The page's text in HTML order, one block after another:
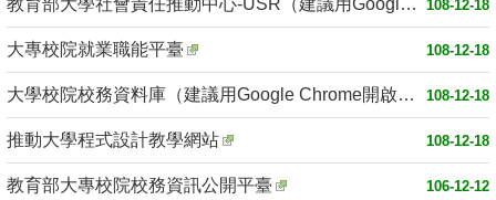
108-12-18
教育部大學社會責任推動中心-USR（建議用Google Chrome開啟）
108-12-18
大專校院就業職能平臺
108-12-18
大學校院校務資料庫（建議用Google Chrome開啟）
108-12-18
推動大學程式設計教學網站
106-12-12
教育部大專校院校務資訊公開平臺